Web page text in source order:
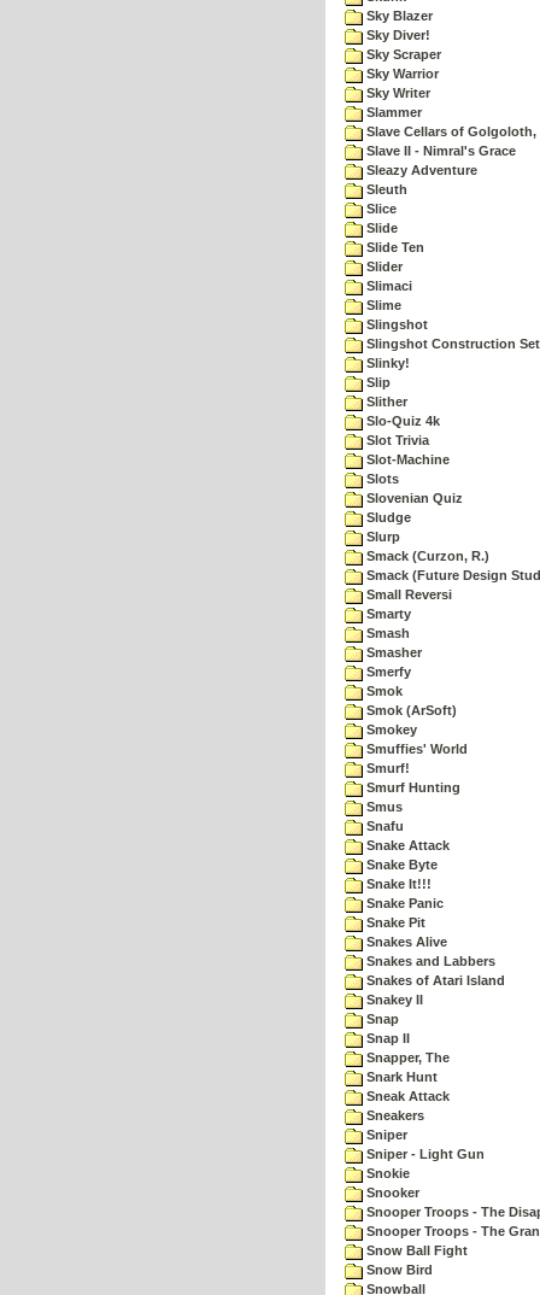
Sky Blazer
Sky Diver!
Sky Scraper
Sky Warrior
Sky Writer
Slammer
Slave Cellars of Golgoloth,
Slave II - Nimral's Grace
Sleazy Adventure
Sleuth
Slice
Slide
Slide Ten
Slider
Slimaci
Slime
Slingshot
Slingshot Construction Set
Slinky!
Slip
Slither
Slo-Quiz 4k
Slot Trivia
Slot-Machine
Slots
Slovenian Quiz
Sludge
Slurp
Smack (Curzon, R.)
Smack (Future Design
Small Reversi
Smarty
Smash
Smasher
Smerfy
Smok
Smok (ArSoft)
Smokey
Smuffies' World
Smurf!
Smurf Hunting
Smus
Snafu
Snake Attack
Snake Byte
Snake It!!!
Snake Panic
Snake Pit
Snakes Alive
Snakes and Labbers
Snakes of Atari Island
Snakey II
Snap
Snap II
Snapper, The
Snark Hunt
Sneak Attack
Sneakers
Sniper
Sniper - Light Gun
Snokie
Snooker
Snooper Troops - The
Snooper Troops - The
Snow Ball Fight
Snow Bird
Snowball